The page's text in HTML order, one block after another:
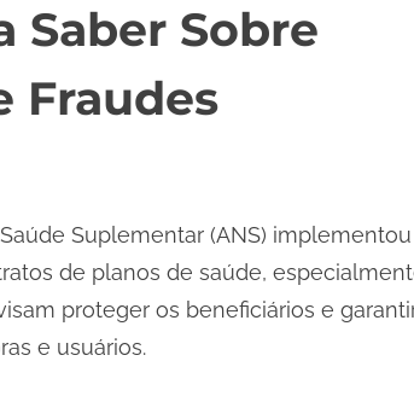
Saber Sobre
Fraudes
Suplementar (ANS)
de planos de saúde,
proteger os beneficiários e
e usuários.